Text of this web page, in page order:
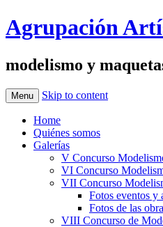
Agrupación
modelismo y
Menu Skip to content
Home
Quiénes somos
Galerías
V Concurso
VI Concurso
VII Concurso
Fotos eventos y
Fotos de las
VIII Concurso de